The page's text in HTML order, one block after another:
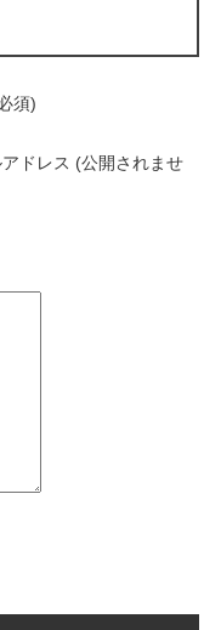
須)
アドレス (公開されませ